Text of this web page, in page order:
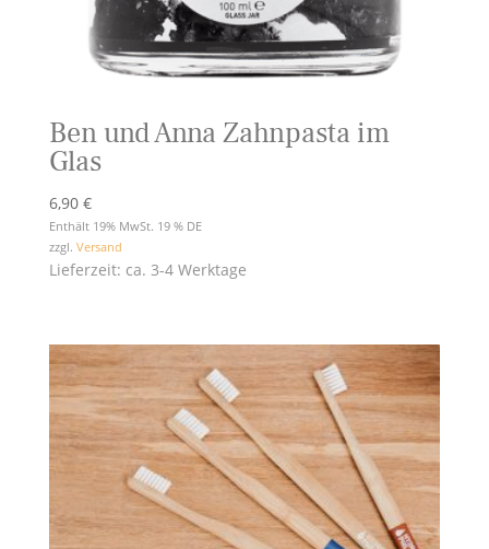
Ben und Anna Zahnpasta im
Glas
6,90 €
Enthält 19% MwSt. 19 % DE
zzgl. Versand
Lieferzeit: ca. 3-4 Werktage